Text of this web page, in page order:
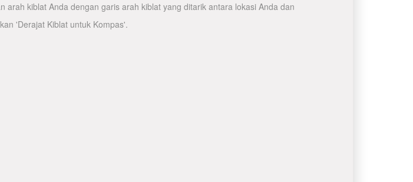
arah kiblat Anda dengan garis arah kiblat yang ditarik antara lokasi Anda dan
'Derajat Kiblat untuk Kompas'.